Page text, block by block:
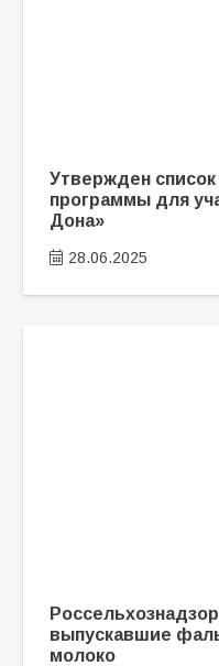
Утвержден
программы для
Дона»
28.06.2025
выпускавшие
молоко